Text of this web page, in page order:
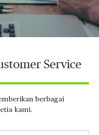
Service
berbagai
kami.